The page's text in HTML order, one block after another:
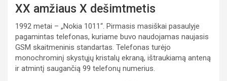
XX amžiaus X dešimtmetis
1992 metai – „Nokia 1011“. Pirmasis masiškai pasaulyje
pagamintas telefonas, kuriame buvo naudojamas naujasis
GSM skaitmeninis standartas. Telefonas turėjo
monochrominį skystųjų kristalų ekraną, ištraukiamą anteną
ir atmintį saugančią 99 telefonų numerius.